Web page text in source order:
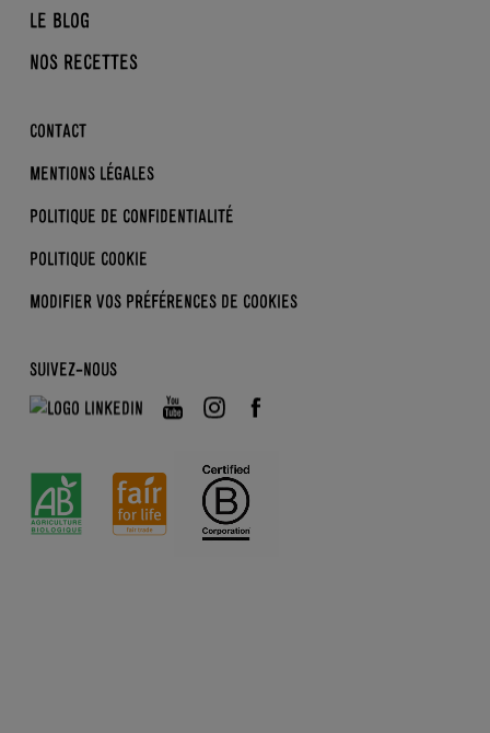
NOTRE COLLECTIF MILITANT
REINE MATHILDE
DDM
BRASSÉS
DESSERTS
ENFANTS
LE BLOG
NOS ACTUS
LES BONS GESTES
DERRIÈRE L’ÉTIQUETTE
NOS RECETTES
CONTACT
MENTIONS LÉGALES
POLITIQUE DE CONFIDENTIALITÉ
POLITIQUE COOKIE
MODIFIER VOS PRÉFÉRENCES DE COOKIES
SUIVEZ-NOUS